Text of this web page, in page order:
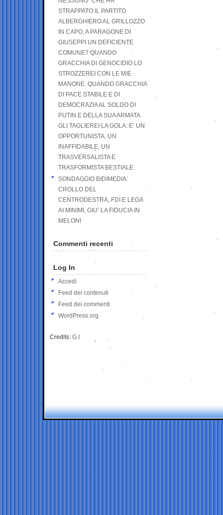
STRAPPATO IL PARTITO
ALBERGHIERO AL GRILLOZZO
IN CAPO, A PARAGONE DI
GIUSEPPI UN DEFICIENTE
COMUNE? QUANDO
GRACCHIA DI GENOCIDIO LO
STROZZEREI CON LE MIE
MANONE. QUANDO GRACCHIA
DI PACE STABILE E DI
DEMOCRAZIA AL SOLDO DI
PUTIN E DELLA SUA ARMATA
GLI TAGLIEREI LA GOLA: E’ UN
OPPORTUNISTA, UN
INAFFIDABILE, UN
TRASVERSALISTA E
TRASFORMISTA BESTIALE.
SONDAGGIO BIDIMEDIA:
CROLLO DEL
CENTRODESTRA, FDI E LEGA
AI MINIMI, GIU’ LA FIDUCIA IN
MELONI
Commenti recenti
Log In
Accedi
Feed dei contenuti
Feed dei commenti
WordPress.org
Credits: G.I